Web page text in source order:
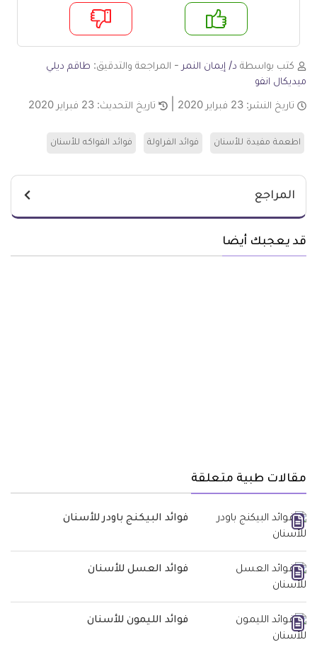
لا
كتب بواسطة د/ إيمان النمر - المراجعة والتدقيق: طاقم ديلي
ميديكال انفو
تاريخ النشر: 23 فبراير 2020 تاريخ التحديث: 23 فبراير 2020
اطعمة مفيدة للأسنان فوائد الفراولة فوائد الفواكه للأسنان
المراجع
قد يعجبك أيضا
مقالات طبية متعلقة
فوائد البيكنج باودر للأسنان
فوائد العسل للأسنان
فوائد الليمون للأسنان